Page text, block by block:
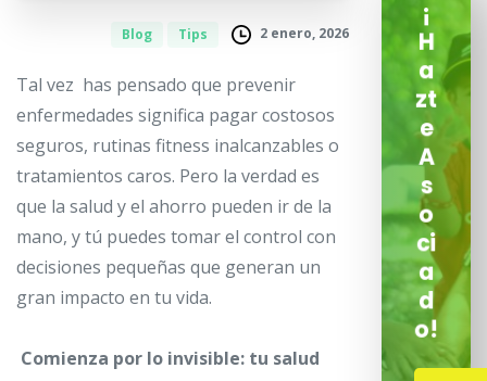
Blog Tips 2 enero, 2026
Tal vez has pensado que prevenir
enfermedades significa pagar costosos
seguros, rutinas fitness inalcanzables o
tratamientos caros. Pero la verdad es
que la salud y el ahorro pueden ir de la
mano, y tú puedes tomar el control con
decisiones pequeñas que generan un
gran impacto en tu vida.
Comienza por lo invisible: tu salud
¡
H
a
zt
e
A
s
o
ci
a
d
o!